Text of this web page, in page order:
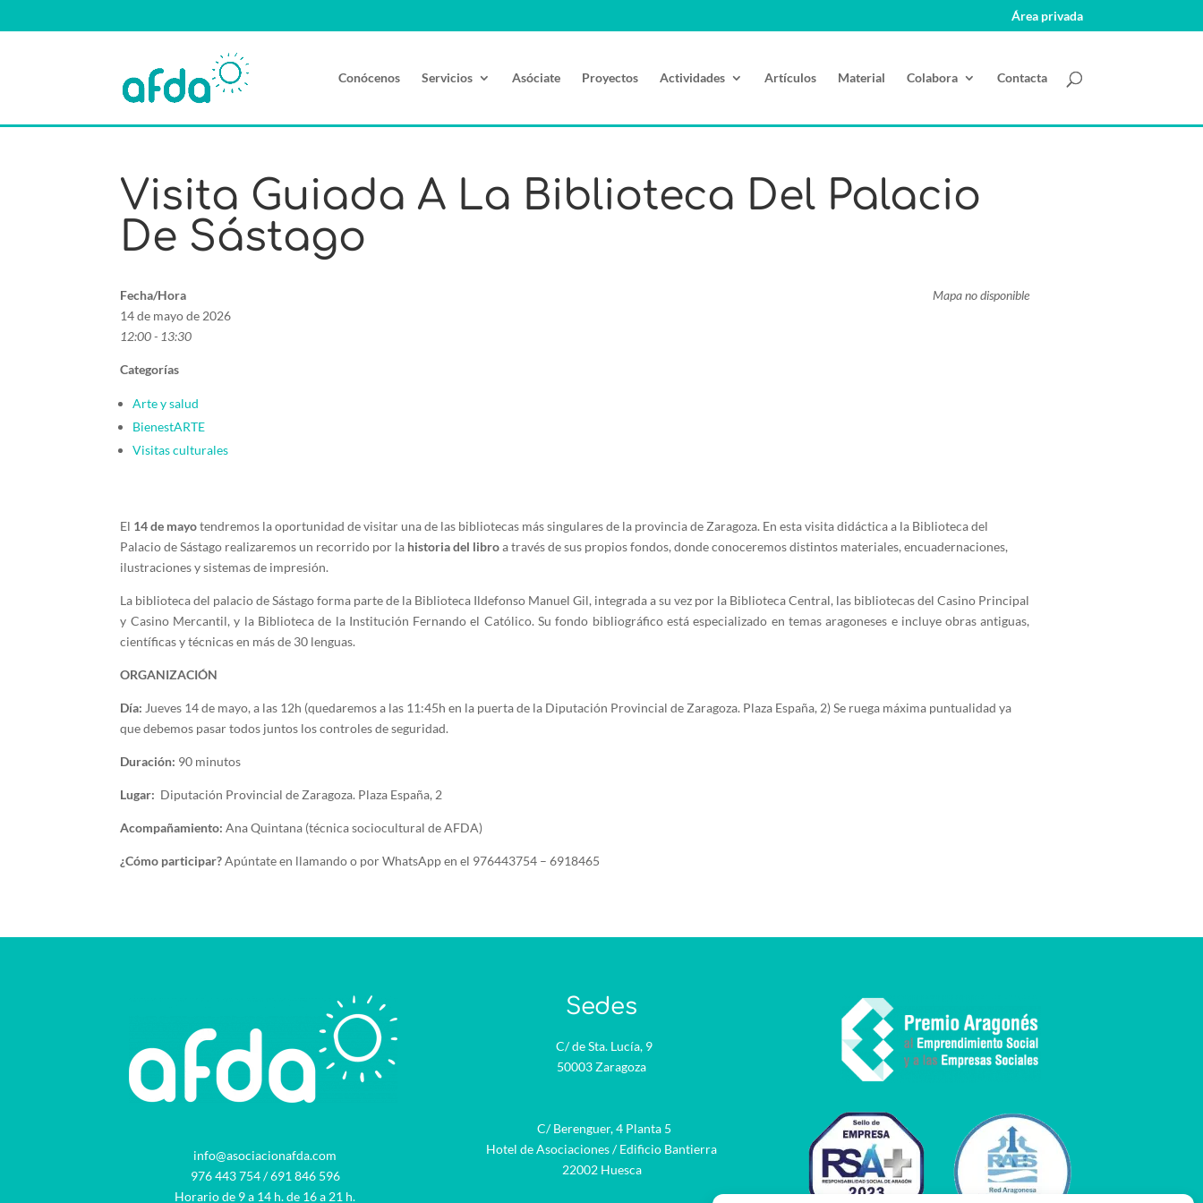
Área privada
Conócenos Servicios Asóciate Proyectos Actividades Artículos Material Colabora Contacta
Visita Guiada A La Biblioteca Del Palacio
De Sástago
Mapa no disponible
Fecha/Hora
14 de mayo de 2026
12:00 - 13:30
Categorías
Arte y salud
BienestARTE
Visitas culturales
El 14 de mayotendremos la oportunidad de visitar una de las bibliotecas más singulares de la provincia de Zaragoza. En esta visita didáctica a la Biblioteca del
Palacio de Sástago realizaremos un recorrido por la historia del libroa través de sus propios fondos, donde conoceremos distintos materiales, encuadernaciones,
ilustraciones y sistemas de impresión.
La biblioteca del palacio de Sástago forma parte de la Biblioteca Ildefonso Manuel Gil, integrada a su vez por la Biblioteca Central, las bibliotecas del Casino Principal
y Casino Mercantil, y la Biblioteca de la Institución Fernando el Católico. Su fondo bibliográfico está especializado en temas aragoneses e incluye obras antiguas,
científicas y técnicas en más de 30 lenguas.
ORGANIZACIÓN
Día: Jueves 14 de mayo, a las 12h (quedaremos a las 11:45h en la puerta de la Diputación Provincial de Zaragoza. Plaza España, 2) Se ruega máxima puntualidad ya
que debemos pasar todos juntos los controles de seguridad.
Duración: 90 minutos
Lugar: Diputación Provincial de Zaragoza. Plaza España, 2
Acompañamiento:Ana Quintana (técnica sociocultural de AFDA)
¿Cómo participar?Apúntate en llamando o por WhatsApp en el 976443754 – 6918465
info@asociacionafda.com
976 443 754/691 846 596
Horario de 9 a 14 h. de 16 a 21 h.
Sedes
C/ de Sta. Lucía, 9
50003 Zaragoza
C/ Berenguer, 4 Planta 5
Hotel de Asociaciones / Edificio Bantierra
22002 Huesca